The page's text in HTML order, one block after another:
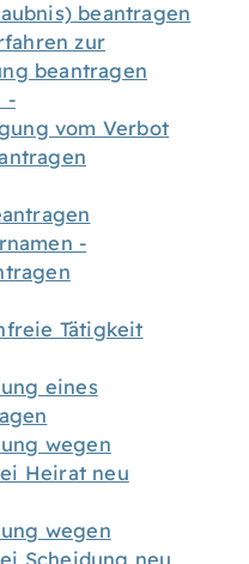
beantragen
zur
beantragen
-
vom Verbot
-
Tätigkeit
eines
wegen
Heirat neu
wegen